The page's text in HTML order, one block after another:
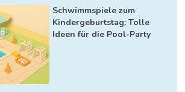
Schwimmspiele zum
Kindergeburtstag: Tolle
Ideen für die Pool-Party